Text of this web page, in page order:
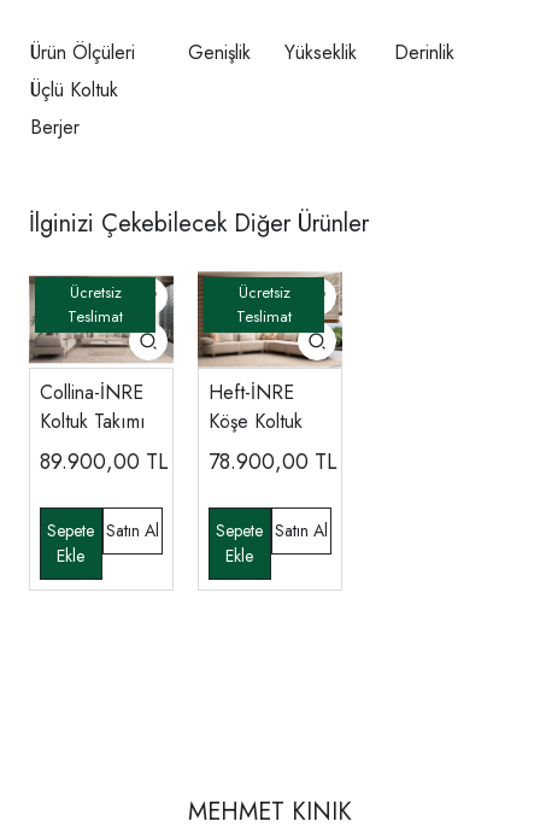
Ürün Ölçüleri Genişlik Yükseklik
Derinlik
Üçlü Koltuk
Berjer
İlginizi Çekebilecek Diğer Ürünler
Collina-İNRE
Koltuk Takımı
89.900,00 TL
Heft-İNRE
Köşe Koltuk
78.900,00 TL
MEHMET KINIK